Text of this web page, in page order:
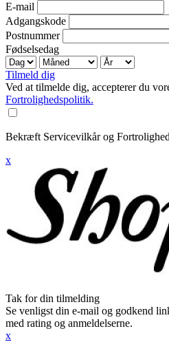
E-mail
Adgangskode
Postnummer
Fødselsedag
Tilmeld dig
Ved at tilmelde dig, accepterer du
Fortrolighedspolitik.
Bekræft Servicevilkår og
x
Tak for din tilmelding
Se venligst din e-mail og godkend
med rating og anmeldelserne.
x